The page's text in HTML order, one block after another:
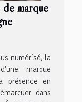
marque
numérisé, la
marque
présence en
dans